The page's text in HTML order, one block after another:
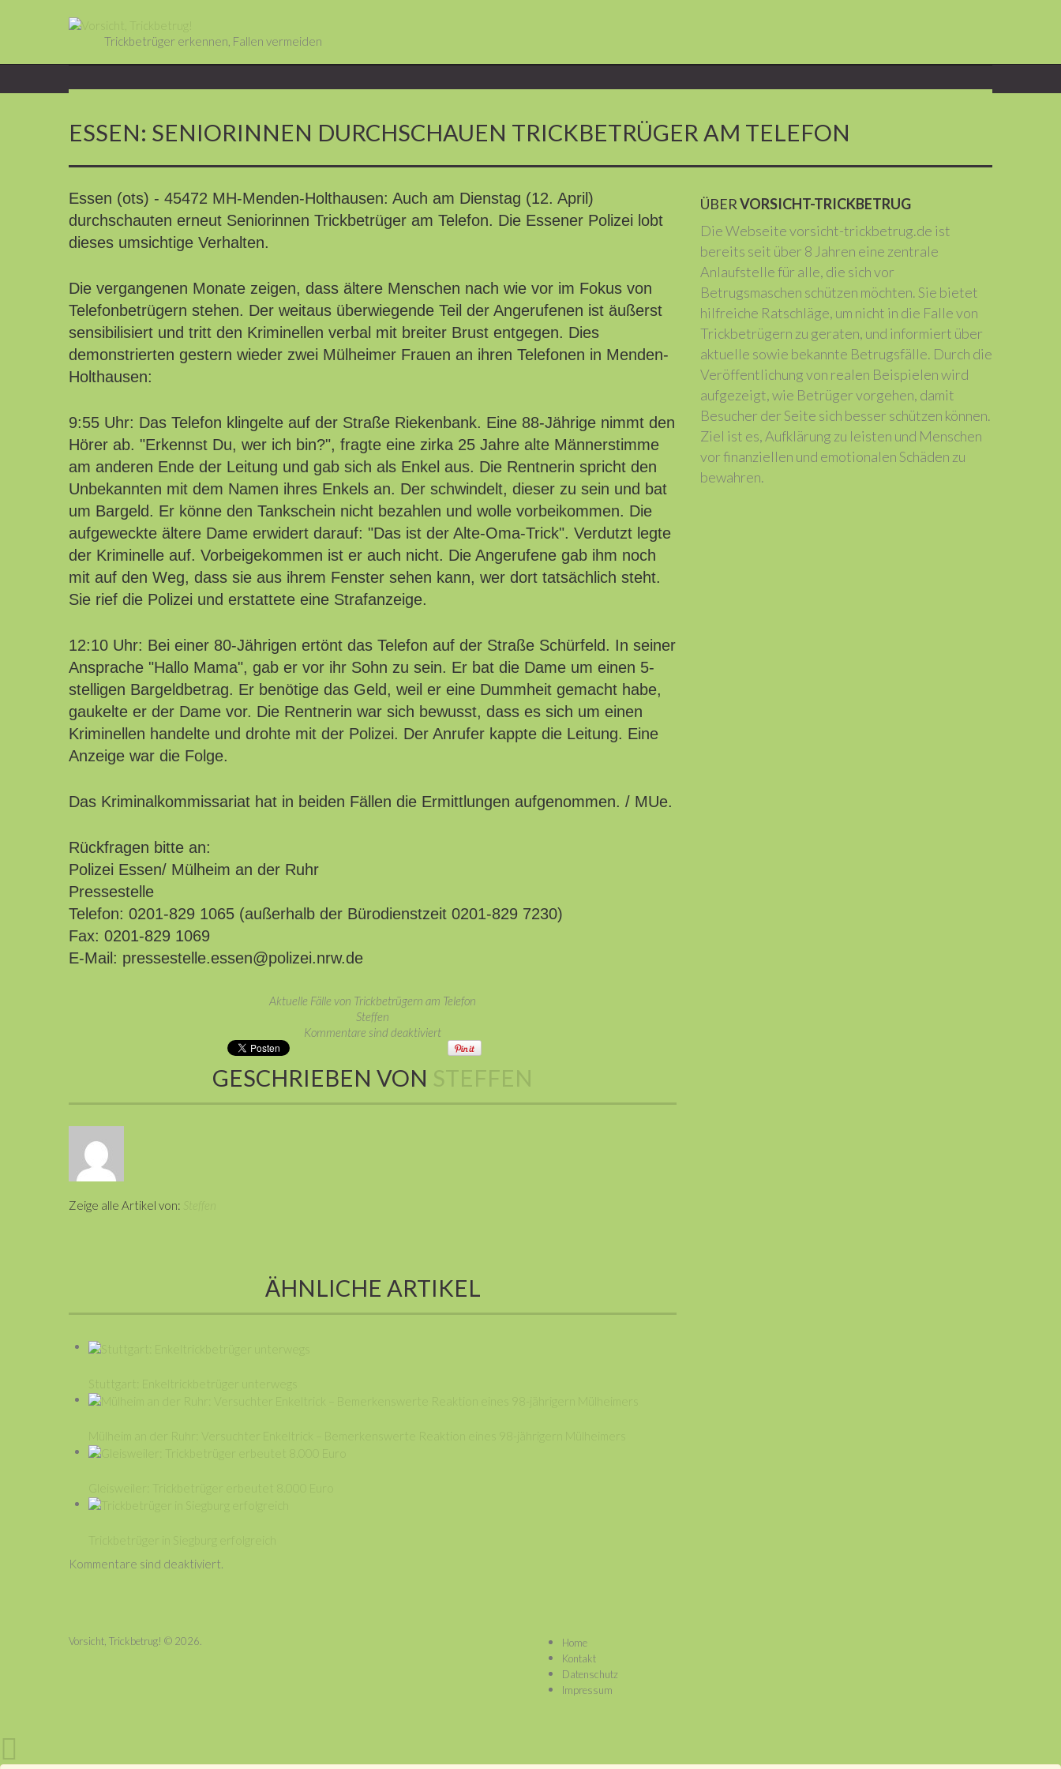
Trickbetrüger erkennen, Fallen vermeiden
ESSEN: SENIORINNEN DURCHSCHAUEN TRICKBETRÜGER AM TELEFON
Essen (ots) - 45472 MH-Menden-Holthausen: Auch am Dienstag (12. April)
durchschauten erneut Seniorinnen Trickbetrüger am Telefon. Die Essener Polizei lobt
dieses umsichtige Verhalten.
Die vergangenen Monate zeigen, dass ältere Menschen nach wie vor im Fokus von
Telefonbetrügern stehen. Der weitaus überwiegende Teil der Angerufenen ist äußerst
sensibilisiert und tritt den Kriminellen verbal mit breiter Brust entgegen. Dies
demonstrierten gestern wieder zwei Mülheimer Frauen an ihren Telefonen in Menden-
Holthausen:
9:55 Uhr: Das Telefon klingelte auf der Straße Riekenbank. Eine 88-Jährige nimmt den
Hörer ab. "Erkennst Du, wer ich bin?", fragte eine zirka 25 Jahre alte Männerstimme
am anderen Ende der Leitung und gab sich als Enkel aus. Die Rentnerin spricht den
Unbekannten mit dem Namen ihres Enkels an. Der schwindelt, dieser zu sein und bat
um Bargeld. Er könne den Tankschein nicht bezahlen und wolle vorbeikommen. Die
aufgeweckte ältere Dame erwidert darauf: "Das ist der Alte-Oma-Trick". Verdutzt legte
der Kriminelle auf. Vorbeigekommen ist er auch nicht. Die Angerufene gab ihm noch
mit auf den Weg, dass sie aus ihrem Fenster sehen kann, wer dort tatsächlich steht.
Sie rief die Polizei und erstattete eine Strafanzeige.
12:10 Uhr: Bei einer 80-Jährigen ertönt das Telefon auf der Straße Schürfeld. In seiner
Ansprache "Hallo Mama", gab er vor ihr Sohn zu sein. Er bat die Dame um einen 5-
stelligen Bargeldbetrag. Er benötige das Geld, weil er eine Dummheit gemacht habe,
gaukelte er der Dame vor. Die Rentnerin war sich bewusst, dass es sich um einen
Kriminellen handelte und drohte mit der Polizei. Der Anrufer kappte die Leitung. Eine
Anzeige war die Folge.
Das Kriminalkommissariat hat in beiden Fällen die Ermittlungen aufgenommen. / MUe.
Rückfragen bitte an:
Polizei Essen/ Mülheim an der Ruhr
Pressestelle
Telefon: 0201-829 1065 (außerhalb der Bürodienstzeit 0201-829 7230)
Fax: 0201-829 1069
E-Mail: pressestelle.essen@polizei.nrw.de
Aktuelle Fälle von Trickbetrügern am Telefon
Steffen
Kommentare sind deaktiviert
GESCHRIEBEN VON STEFFEN
Zeige alle Artikel von:
ÄHNLICHE ARTIKEL
Stuttgart: Enkeltrickbetrüger unterwegs
Mülheim an der Ruhr: Versuchter Enkeltrick – Bemerkenswerte Reaktion eines 98-jährigern Mülheimers
Gleisweiler: Trickbetrüger erbeutet 8.000 Euro
Trickbetrüger in Siegburg erfolgreich
Kommentare sind deaktiviert.
ÜBERVORSICHT-TRICKBETRUG
Die Webseite vorsicht-trickbetrug.de ist
bereits seit über 8 Jahren eine zentrale
Anlaufstelle für alle, die sich vor
Betrugsmaschen schützen möchten. Sie bietet
hilfreiche Ratschläge, um nicht in die Falle von
Trickbetrügern zu geraten, und informiert über
aktuelle sowie bekannte Betrugsfälle. Durch die
Veröffentlichung von realen Beispielen wird
aufgezeigt, wie Betrüger vorgehen, damit
Besucher der Seite sich besser schützen können.
Ziel ist es, Aufklärung zu leisten und Menschen
vor finanziellen und emotionalen Schäden zu
bewahren.
Vorsicht, Trickbetrug! © 2026.
Home
Kontakt
Datenschutz
Impressum